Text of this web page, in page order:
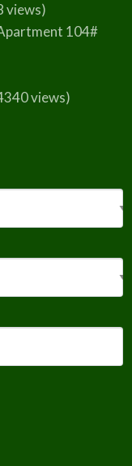
views)
104#
views)